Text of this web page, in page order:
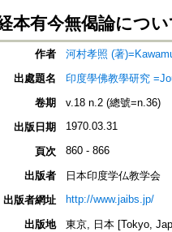
本有今無偈論につ
作者
河村孝照 (著
出處題名
印度學佛教學研究
卷期
v.18 n.2 (總號=n.36)
出版日期
1970.03.31
頁次 860 - 866
出版者
日本印度学仏教学会
出版者網址
http://www.jaibs.jp/
出版地
東京, 日本 [Tokyo,